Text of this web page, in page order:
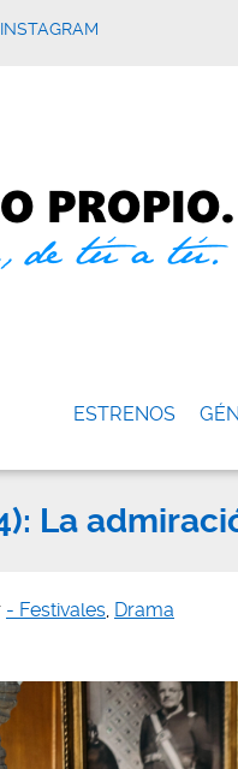
INSTAGRAM
ESTRENOS
La
- Festivales, Drama